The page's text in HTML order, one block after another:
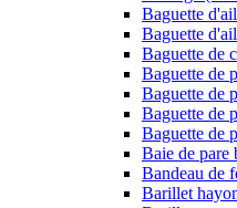
Baguette
Baguette
Baguette de
Baguette de
Baguette de
Baguette de
Baguette de
Baie de pare
Bandeau de
Barillet